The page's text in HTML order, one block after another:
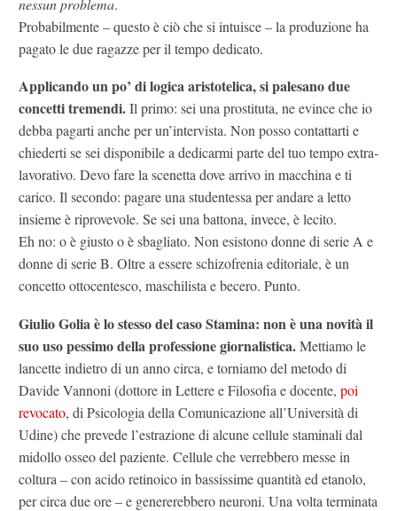
nessun problema.
Probabilmente – questo è ciò che si intuisce – la produzione ha
pagato le due ragazze per il tempo dedicato.
Applicando un po’ di logica aristotelica, si palesano due
concetti tremendi.Il primo: sei una prostituta, ne evince che io
debba pagarti anche per un’intervista. Non posso contattarti e
chiederti se sei disponibile a dedicarmi parte del tuo tempo extra-
lavorativo. Devo fare la scenetta dove arrivo in macchina e ti
carico. Il secondo: pagare una studentessa per andare a letto
insieme è riprovevole. Se sei una battona, invece, è lecito.
Eh no: o è giusto o è sbagliato. Non esistono donne di serie A e
donne di serie B. Oltre a essere schizofrenia editoriale, è un
concetto ottocentesco, maschilista e becero. Punto.
Giulio Golia è lo stesso del caso Stamina: non è una novità il
suo uso pessimo della professione giornalistica.Mettiamo le
lancette indietro di un anno circa, e torniamo del metodo di
Davide Vannoni (dottore in Lettere e Filosofia e docente, poi
revocato, di Psicologia della Comunicazione all’Università di
Udine) che prevede l’estrazione di alcune cellule staminali dal
midollo osseo del paziente. Cellule che verrebbero messe in
coltura – con acido retinoico in bassissime quantità ed etanolo,
per circa due ore – e genererebbero neuroni. Una volta terminata